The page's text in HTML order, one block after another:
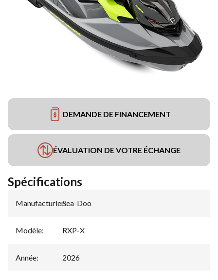
DEMANDE DE FINANCEMENT
ÉVALUATION DE VOTRE ÉCHANGE
Spécifications
Manufacturier:
Sea-Doo
Modèle: RXP-X
Année: 2026